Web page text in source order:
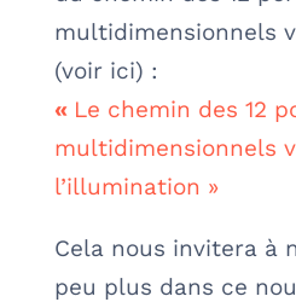
multidimensionnels
(voir ici) :
« Le chemin des 12
multidimensionnels
l’illumination »
Cela nous invitera à
peu plus dans ce